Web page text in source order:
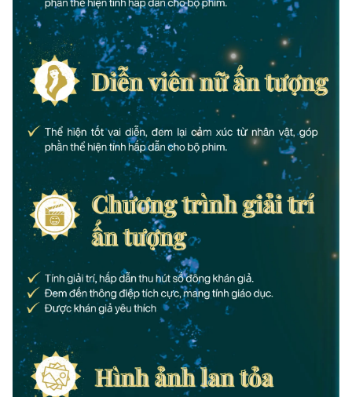
Nguyễn Trọng Ninh
Tổng đài VTV:
024.38 355 931 - 024.38 355 932
Ðiện thoại Thời báo VTV:024.66 897 897
Email: toasoan@vtv.vn
Liên hệ quảng cáo: 024-7300.7108
® Cấm sao chép dưới mọi hình thức nếu không có sự chấp
thuận bằng văn bản. Ghi rõ nguồn VTV.vn khi phát hành lại
thông tin từ website này.